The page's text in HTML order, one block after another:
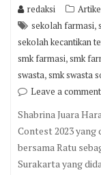
redaksi
sekolah farmasi,
sekolah kecantikan
smk farmasi,smk
swasta,smk swasta
Leave a comment
Shabrina Juara
Contest 2023 yang
bersama Ratu
Surakarta yang